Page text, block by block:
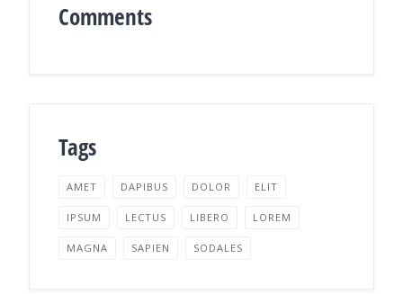
Comments
Tags
AMET DAPIBUS DOLOR ELIT
IPSUM LECTUS LIBERO LOREM
MAGNA SAPIEN SODALES